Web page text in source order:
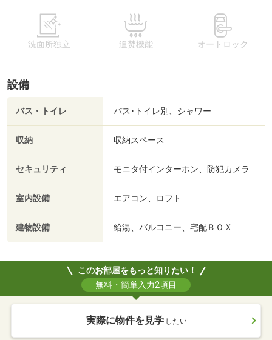
洗面所独立 追焚機能 オートロック
設備
バス・トイレ バス･トイレ別、シャワー
収納 収納スペース
セキュリティ モニタ付インターホン、防犯カメラ
室内設備 エアコン、ロフト
建物設備 給湯、バルコニー、宅配ＢＯＸ
このお部屋をもっと知りたい！
無料・簡単入力2項目
実際に物件を見学 したい